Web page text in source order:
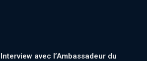
Interview avec l’Ambassadeur du